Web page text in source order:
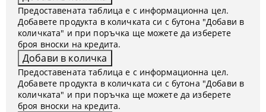
Предоставената таблица е с информационна цел.
Добавете продукта в количката си с бутона "Добави в
количката" и при поръчка ще можете да изберете
броя вноски на кредита.
Предоставената таблица е с информационна цел.
Добавете продукта в количката си с бутона "Добави в
количката" и при поръчка ще можете да изберете
броя вноски на кредита.